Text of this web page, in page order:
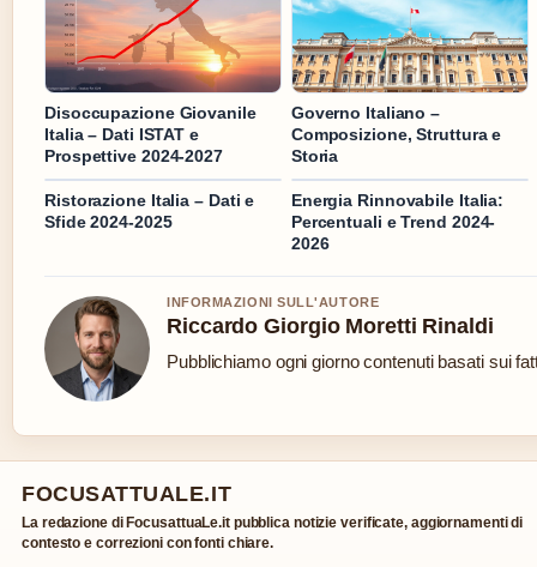
Disoccupazione Giovanile
Italia – Dati ISTAT e
Prospettive 2024-2027
Governo Italiano –
Composizione, Struttura e
Storia
Ristorazione Italia – Dati e
Sfide 2024-2025
Energia Rinnovabile Italia:
Percentuali e Trend 2024-
2026
INFORMAZIONI SULL'AUTORE
Riccardo Giorgio Moretti Rinaldi
Pubblichiamo ogni giorno contenuti basati sui
FOCUSATTUALE.IT
La redazione di FocusattuaLe.it pubblica notizie verificate, aggiornamenti di
contesto e correzioni con fonti chiare.